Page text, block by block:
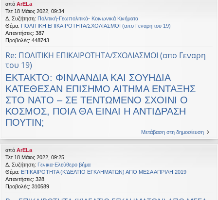
από ArELa
Τετ 18 Μάιος 2022, 09:34
Δ. Συζήτηση: Πολιτική-Γεωπολιτικά- Κοινωνικά Κινήματα
Θέμα: ΠΟΛΙΤΙΚΗ ΕΠΙΚΑΙΡΟΤΗΤΑ/ΣΧΟΛΙΑΣΜΟΙ (απο Γεναρη του 19)
Απαντήσεις: 387
Προβολές: 448743
Re: ΠΟΛΙΤΙΚΗ ΕΠΙΚΑΙΡΟΤΗΤΑ/ΣΧΟΛΙΑΣΜΟΙ (απο Γεναρη
του 19)
ΕΚΤΑΚΤΟ: ΦΙΝΛΑΝΔΙΑ ΚΑΙ ΣΟΥΗΔΙΑ
ΚΑΤΕΘΕΣΑΝ ΕΠΙΣΗΜΟ ΑΙΤΗΜΑ ΕΝΤΑΞΗΣ
ΣΤΟ ΝΑΤΟ – ΣΕ ΤΕΝΤΩΜΕΝΟ ΣΧΟΙΝΙ Ο
ΚΟΣΜΟΣ, ΠΟΙΑ ΘΑ ΕΙΝΑΙ Η ΑΝΤΙΔΡΑΣΗ
ΠΟΥΤΙΝ;
Μετάβαση στη δημοσίευση
από ArELa
Τετ 18 Μάιος 2022, 09:25
Δ. Συζήτηση: Γενικα-Ελεύθερο βήμα
Θέμα: ΕΠΙΚΑΙΡΟΤΗΤΑ (Κ'ΔΕΛΤΙΟ ΕΓΚΛΗΜΑΤΩΝ) ΑΠΟ ΜΕΣΑ ΑΠΡΙΛΗ 2019
Απαντήσεις: 328
Προβολές: 310589